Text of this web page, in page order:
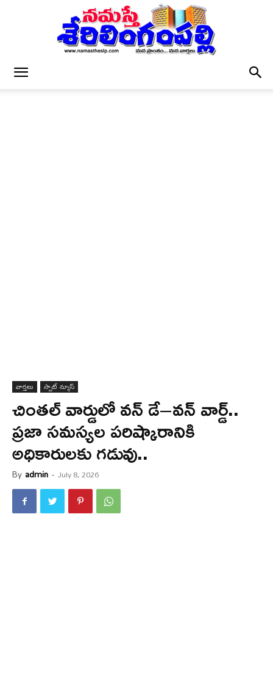
వార్త‌లు స్పాట్ న్యూస్
చింతల్ వార్డులో వన్ డే–వన్ వార్డ్..
ప్రజా సమస్యల పరిష్కారానికి
అధికారులకు గడువు..
By admin - July 8, 2026